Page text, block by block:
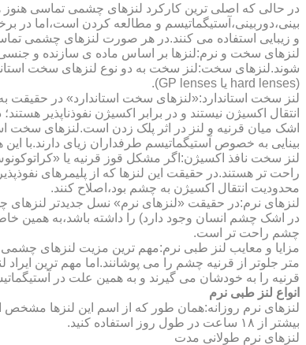
در حالی که اصلی ترین کارکرد لنزهای چشمی تماسی هنوز
بینی،دوربینی،آستیگماتیسم و مطالعه کردن است،اما در
و زیبایی استفاده می کنند.در هر صورت لنزهای چشمی
لنزهای سخت و نرم:لنزها بر اساس ماده ی سازنده و
شوند.لنزهای سخت:لنز سخت به دو نوع لنزهای سخت
(hard lenses یا GP lenses).
لنز سخت استاندارد:«لنزهای سخت استاندارد» در حقیقت
انتقال اکسیژن نیستند و در برابر اکسیژن نفوذناپذیر
اشک میان قرنیه و لنز در اثر پلک زدن است.لنزهای سخت
بینایی به خصوص آستیگماتیسم طرفداران زیای دارند.با
لنز سخت نافذ اکسیژن:اگر مشکل قوز قرنیه یا
محدودیت انتقال اکسیژن به چشم بود،اصلاح کنند.
لنزهای نرم:در حقیقت «لنزهای نرم» نسل جدیدتر
در اشک چشم انسان وجود دارد) را داشته باشد،به همین
چشم راحت تر است.
مزایا و معایب لنز طبی نرم:مهم ترین مزیت لنزهای
متر جلوتر از قرنیه چشم را می پوشانند.اما مهم ترین
قرنیه را به خودشان می گیرند و به همین علت در
انواع لنز طبی نرم
لنزهای نرم روزانه:همان طور که از اسم این لنزها مشخص
بیشتر از ۱۸ ساعت در طول روز استفاده کنید.
لنزهای نرم طولانی مدت